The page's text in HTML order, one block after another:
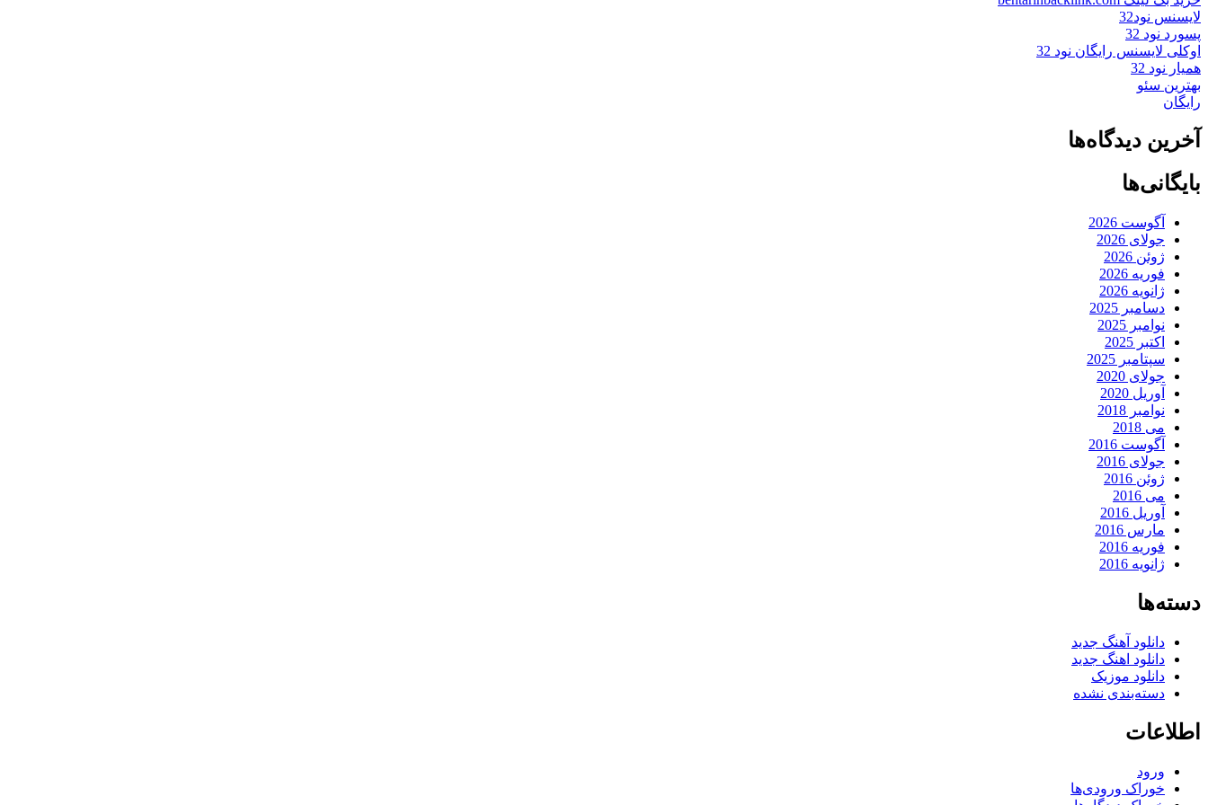
لایسنس نود32
پسورد نود 32
اوکلی لایسنس رایگان نود 32
همیار نود 32
بهترین سئو
رایگان
آخرین دیدگاه‌ها
بایگانی‌ها
آگوست 2026
جولای 2026
ژوئن 2026
فوریه 2026
ژانویه 2026
دسامبر 2025
نوامبر 2025
اکتبر 2025
سپتامبر 2025
جولای 2020
آوریل 2020
نوامبر 2018
می 2018
آگوست 2016
جولای 2016
ژوئن 2016
می 2016
آوریل 2016
مارس 2016
فوریه 2016
ژانویه 2016
دسته‌ها
دانلود آهنگ جدید
دانلود اهنگ جدید
دانلود موزیک
دسته‌بندی نشده
اطلاعات
ورود
خوراک ورودی‌ها